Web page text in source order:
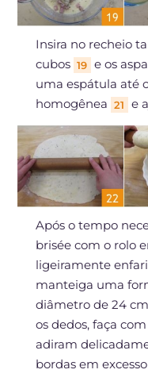
Insira no recheio
cubos 19 e os
uma espátula até
homogênea 21 e
Após o tempo
brisée com o rolo
ligeiramente
manteiga uma
diâmetro de 24
os dedos, faça
adiram
bordas em